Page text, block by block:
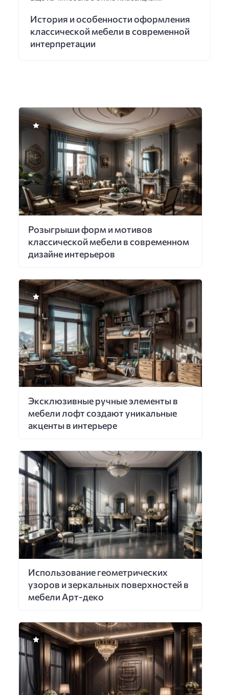
История и особенности оформления
классической мебели в современной
интерпретации
Розыгрыши форм и мотивов
классической мебели в современном
дизайне интерьеров
Эксклюзивные ручные элементы в
мебели лофт создают уникальные
акценты в интерьере
Использование геометрических
узоров и зеркальных поверхностей в
мебели Арт-деко